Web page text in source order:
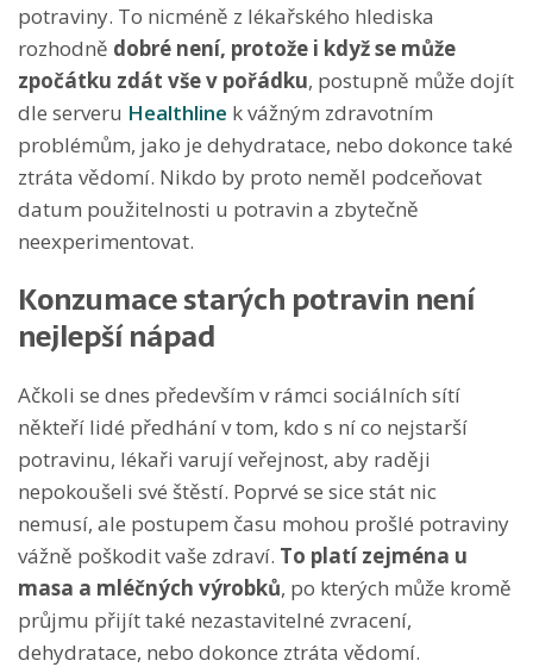
potraviny. To nicméně z lékařského hlediska
rozhodně dobré není, protože i když se může
zpočátku zdát vše v pořádku, postupně může dojít
dle serveru Healthline k vážným zdravotním
problémům, jako je dehydratace, nebo dokonce také
ztráta vědomí. Nikdo by proto neměl podceňovat
datum použitelnosti u potravin a zbytečně
neexperimentovat.
Konzumace starých potravin není
nejlepší nápad
Ačkoli se dnes především v rámci sociálních sítí
někteří lidé předhání v tom, kdo s ní co nejstarší
potravinu, lékaři varují veřejnost, aby raději
nepokoušeli své štěstí. Poprvé se sice stát nic
nemusí, ale postupem času mohou prošlé potraviny
vážně poškodit vaše zdraví. To platí zejména u
masa a mléčných výrobků, po kterých může kromě
průjmu přijít také nezastavitelné zvracení,
dehydratace, nebo dokonce ztráta vědomí.